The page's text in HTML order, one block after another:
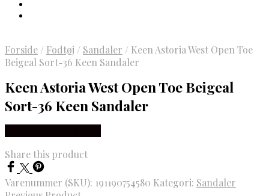
Forside / Fodtøj / Sandaler / Keen Astoria West Open Toe
Beigeal Sort-36 Keen Sandaler
Keen Astoria West Open Toe Beigeal
Sort-36 Keen Sandaler
Share this product
Varenummer (SKU): 191190754580 Kategori: Sandaler